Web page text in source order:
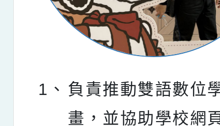
1、 負責推動雙語數位
畫，並協助學校網